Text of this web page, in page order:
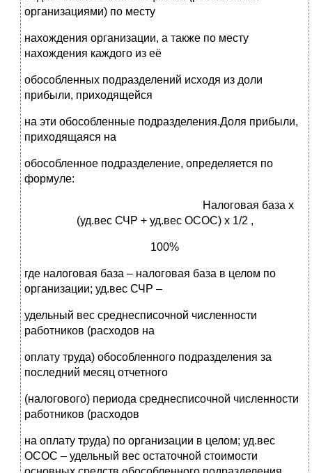
организациями) по месту
нахождения организации, а также по месту
нахождения каждого из её
обособленных подразделений исходя из доли
прибыли, приходящейся
на эти обособленные подразделения.Доля прибыли,
приходящаяся на
обособленное подразделение, определяется по
формуле:
Налоговая база х
(уд.вес СЧР + уд.вес ОСОС) х 1/2 ,
100%
где налоговая база – налоговая база в целом по
организации; уд.вес СЧР –
удельный вес среднесписочной численности
работников (расходов на
оплату труда) обособленного подразделения за
последний месяц отчетного
(налогового) периода среднесписочной численности
работников (расходов
на оплату труда) по организации в целом; уд.вес
ОСОС – удельный вес остаточной стоимости